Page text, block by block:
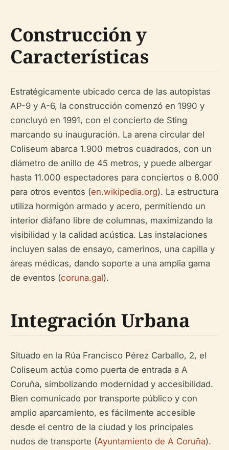
Construcción y
Características
Estratégicamente ubicado cerca de las autopistas
AP-9 y A-6, la construcción comenzó en 1990 y
concluyó en 1991, con el concierto de Sting
marcando su inauguración. La arena circular del
Coliseum abarca 1.900 metros cuadrados, con un
diámetro de anillo de 45 metros, y puede albergar
hasta 11.000 espectadores para conciertos o 8.000
para otros eventos (en.wikipedia.org). La estructura
utiliza hormigón armado y acero, permitiendo un
interior diáfano libre de columnas, maximizando la
visibilidad y la calidad acústica. Las instalaciones
incluyen salas de ensayo, camerinos, una capilla y
áreas médicas, dando soporte a una amplia gama
de eventos (coruna.gal).
Integración Urbana
Situado en la Rúa Francisco Pérez Carballo, 2, el
Coliseum actúa como puerta de entrada a A
Coruña, simbolizando modernidad y accesibilidad.
Bien comunicado por transporte público y con
amplio aparcamiento, es fácilmente accesible
desde el centro de la ciudad y los principales
nudos de transporte (Ayuntamiento de A Coruña).